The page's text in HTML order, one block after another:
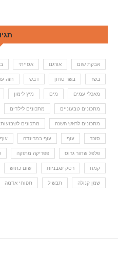
אבקת שום אורגנו אסייתי
בשר בשר טחון דבש חזה
מאכלי עמים מים מיץ לימון
מתכונים טבעוניים מתכונים לילדים
מתכונים לראש השנה מתכונים לשבועות
סוכר עוף עוף במרינדה
פלפל שחור גרוס פפריקה מתוקה
קמח רסק עגבניות שום כתוש
שמן קנולה תבשיל תפוחי אדמה